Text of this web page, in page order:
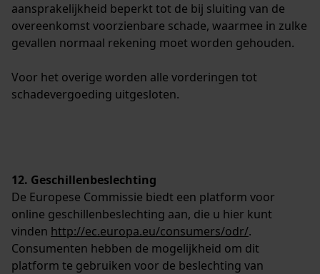
aansprakelijkheid beperkt tot de bij sluiting van de
overeenkomst voorzienbare schade, waarmee in zulke
gevallen normaal rekening moet worden gehouden.
Voor het overige worden alle vorderingen tot
schadevergoeding uitgesloten.
12. Geschillenbeslechting
De Europese Commissie biedt een platform voor
online geschillenbeslechting aan, die u hier kunt
vinden http://ec.europa.eu/consumers/odr/.
Consumenten hebben de mogelijkheid om dit
platform te gebruiken voor de beslechting van